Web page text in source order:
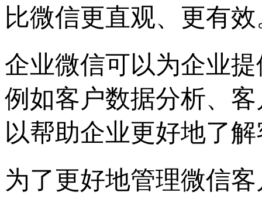
比微信更直观、更有
企业微信可以为企业
例如客户数据分析、
以帮助企业更好地了
为了更好地管理微信